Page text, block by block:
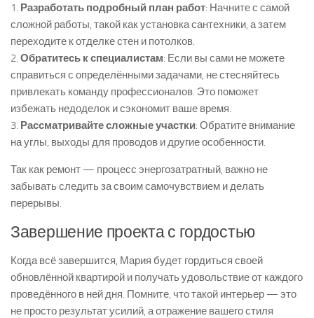
1. Разработать подробный план работ: Начните с самой
сложной работы, такой как установка сантехники, а затем
переходите к отделке стен и потолков.
2. Обратитесь к специалистам: Если вы сами не можете
справиться с определёнными задачами, не стесняйтесь
привлекать команду профессионалов. Это поможет
избежать недоделок и сэкономит ваше время.
3. Рассматривайте сложные участки: Обратите внимание
на углы, выходы для проводов и другие особенности.
Так как ремонт — процесс энергозатратный, важно не
забывать следить за своим самочувствием и делать
перерывы.
Завершение проекта с гордостью
Когда всё завершится, Мария будет гордиться своей
обновлённой квартирой и получать удовольствие от каждого
проведённого в ней дня. Помните, что такой интерьер — это
не просто результат усилий, а отражение вашего стиля